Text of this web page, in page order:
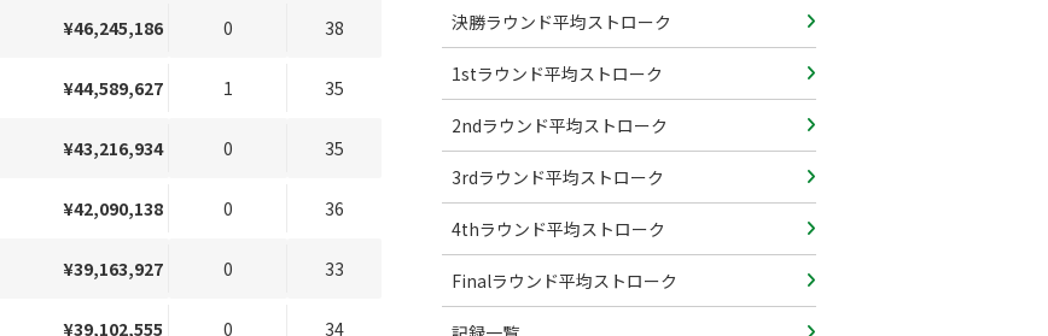
¥46,245,186 0 38
¥44,589,627 1 35
¥43,216,934 0 35
¥42,090,138 0 36
¥39,163,927 0 33
¥39,102,555 0 34
決勝ラウンド平均ストローク
1stラウンド平均ストローク
2ndラウンド平均ストローク
3rdラウンド平均ストローク
4thラウンド平均ストローク
Finalラウンド平均ストローク